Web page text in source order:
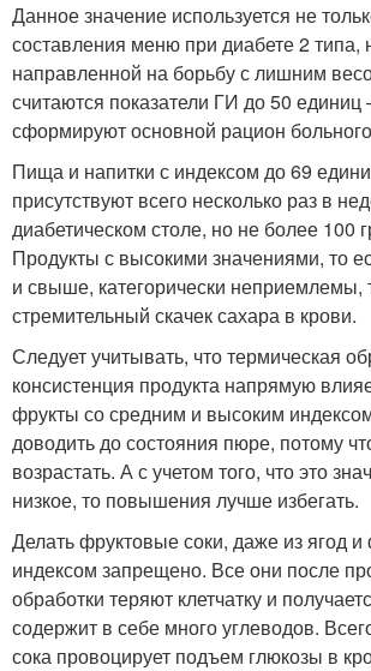
Данное значение используется не
составления меню при диабете 2 типа,
направленной на борьбу с лишним
считаются показатели ГИ до 50 единиц
сформируют основной рацион
Пища и напитки с индексом до 69
присутствуют всего несколько раз в
диабетическом столе, но не более 100
Продукты с высокими значениями, то
и свыше, категорически неприемлемы,
стремительный скачек сахара в крови.
Следует учитывать, что термическая
консистенция продукта напрямую
фрукты со средним и высоким
доводить до состояния пюре, потому
возрастать. А с учетом того, что это
низкое, то повышения лучше избегать.
Делать фруктовые соки, даже из ягод и
индексом запрещено. Все они после
обработки теряют клетчатку и
содержит в себе много углеводов.
сока провоцирует подъем глюкозы в